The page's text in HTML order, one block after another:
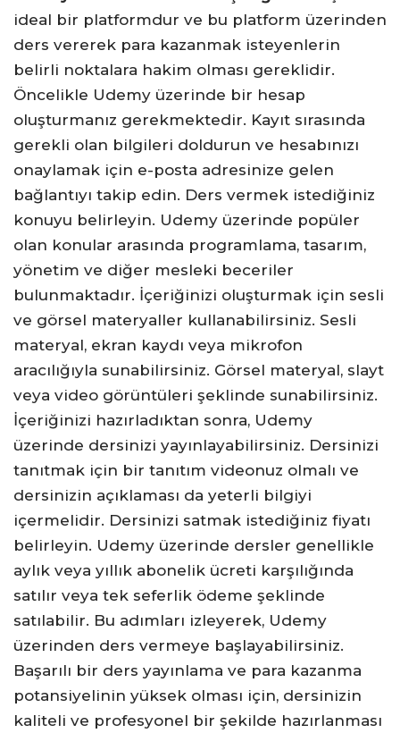
ideal bir platformdur ve bu platform üzerinden
ders vererek para kazanmak isteyenlerin
belirli noktalara hakim olması gereklidir.
Öncelikle Udemy üzerinde bir hesap
oluşturmanız gerekmektedir. Kayıt sırasında
gerekli olan bilgileri doldurun ve hesabınızı
onaylamak için e-posta adresinize gelen
bağlantıyı takip edin. Ders vermek istediğiniz
konuyu belirleyin. Udemy üzerinde popüler
olan konular arasında programlama, tasarım,
yönetim ve diğer mesleki beceriler
bulunmaktadır. İçeriğinizi oluşturmak için sesli
ve görsel materyaller kullanabilirsiniz. Sesli
materyal, ekran kaydı veya mikrofon
aracılığıyla sunabilirsiniz. Görsel materyal, slayt
veya video görüntüleri şeklinde sunabilirsiniz.
İçeriğinizi hazırladıktan sonra, Udemy
üzerinde dersinizi yayınlayabilirsiniz. Dersinizi
tanıtmak için bir tanıtım videonuz olmalı ve
dersinizin açıklaması da yeterli bilgiyi
içermelidir. Dersinizi satmak istediğiniz fiyatı
belirleyin. Udemy üzerinde dersler genellikle
aylık veya yıllık abonelik ücreti karşılığında
satılır veya tek seferlik ödeme şeklinde
satılabilir. Bu adımları izleyerek, Udemy
üzerinden ders vermeye başlayabilirsiniz.
Başarılı bir ders yayınlama ve para kazanma
potansiyelinin yüksek olması için, dersinizin
kaliteli ve profesyonel bir şekilde hazırlanması